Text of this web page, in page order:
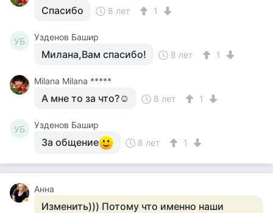
Спасибо 8 лет 1
УБ Узденов Башир
Милана,Вам спасибо! 8 лет 1
Milana Milana *****
А мне то за что?☺ 8 лет 1
УБ Узденов Башир
За общение 8 лет 1
Анна
Изменить))) Потому что именно наши